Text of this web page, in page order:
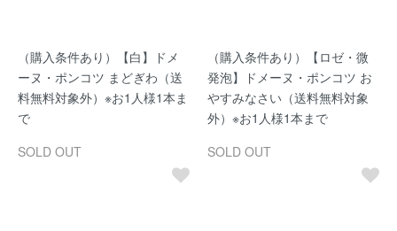
（購入条件あり）【白】ドメ
ーヌ・ポンコツ まどぎわ（送
料無料対象外）※お1人様1本ま
で
SOLD OUT
（購入条件あり）【ロゼ・微
発泡】ドメーヌ・ポンコツ お
やすみなさい（送料無料対象
外）※お1人様1本まで
SOLD OUT